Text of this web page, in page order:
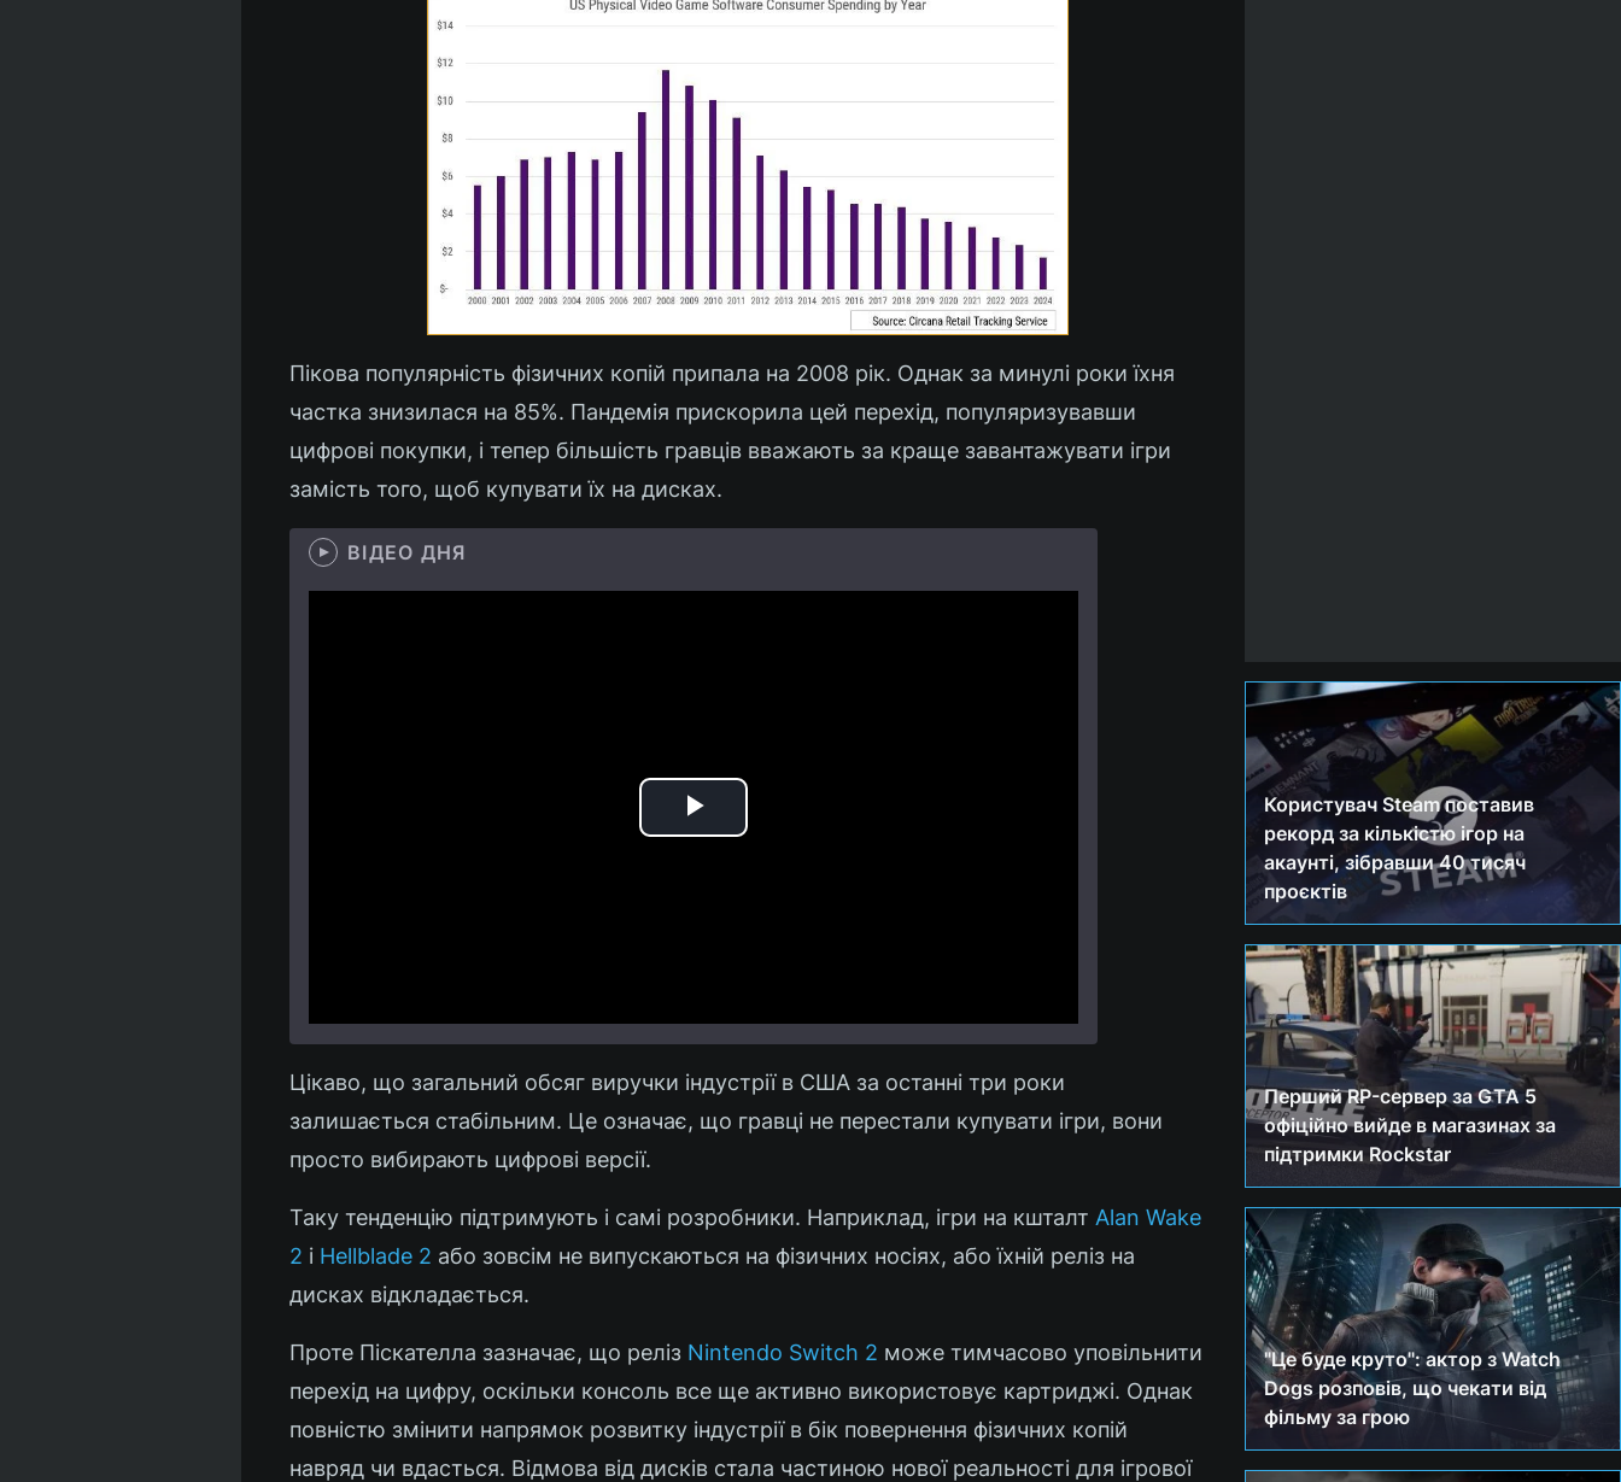
Пікова популярність фізичних копій припала на 2008 рік. Однак за минулі роки їхня
частка знизилася на 85%. Пандемія прискорила цей перехід, популяризувавши
цифрові покупки, і тепер більшість гравців вважають за краще завантажувати ігри
замість того, щоб купувати їх на дисках.
ВІДЕО ДНЯ
Play
Цікаво, що загальний обсяг виручки індустрії в США за останні три роки
залишається стабільним. Це означає, що гравці не перестали купувати ігри, вони
просто вибирають цифрові версії.
Таку тенденцію підтримують і самі розробники. Наприклад, ігри на кшталт Alan Wake
2 і Hellblade 2 або зовсім не випускаються на фізичних носіях, або їхній реліз на
дисках відкладається.
Проте Піскателла зазначає, що реліз Nintendo Switch 2 може тимчасово уповільнити
перехід на цифру, оскільки консоль все ще активно використовує картриджі. Однак
повністю змінити напрямок розвитку індустрії в бік повернення фізичних копій
навряд чи вдасться. Відмова від дисків стала частиною нової реальності для ігрової
Користувач Steam поставив
рекорд за кількістю ігор на
акаунті, зібравши 40 тисяч
проєктів
Перший RP-сервер за GTA 5
офіційно вийде в магазинах за
підтримки Rockstar
"Це буде круто": актор з Watch
Dogs розповів, що чекати від
фільму за грою